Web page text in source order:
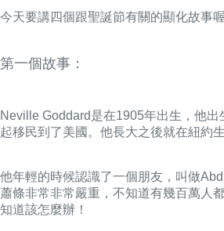
今天要講四個跟聖誕節有關的顯化故事
第一個故事：
Neville Goddard是在1905年出生，他
起移民到了美國。他長大之後就在紐約
他年輕的時候認識了一個朋友，叫做
蕭條非常非常嚴重，不知道有幾百萬人
知道該怎麼辦！